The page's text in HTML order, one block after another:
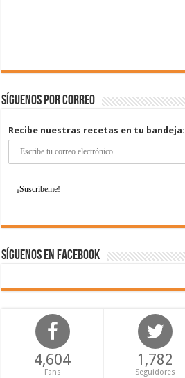
Síguenos por correo
Recibe nuestras recetas en tu bandeja:
Síguenos en Facebook
4,604
Fans
1,782
Seguidores